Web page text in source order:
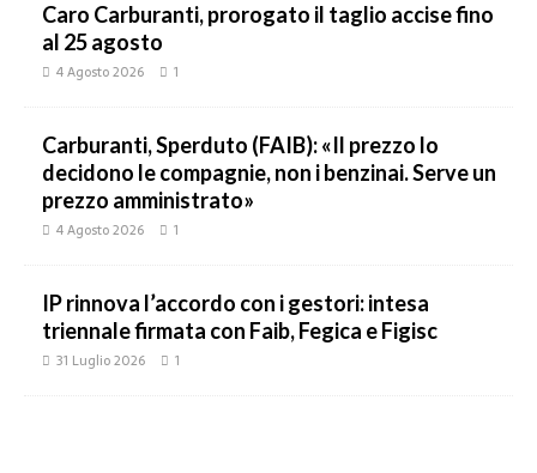
Caro Carburanti, prorogato il taglio accise fino
al 25 agosto
4 Agosto 2026 1
Carburanti, Sperduto (FAIB): «Il prezzo lo
decidono le compagnie, non i benzinai. Serve un
prezzo amministrato»
4 Agosto 2026 1
IP rinnova l’accordo con i gestori: intesa
triennale firmata con Faib, Fegica e Figisc
31 Luglio 2026 1